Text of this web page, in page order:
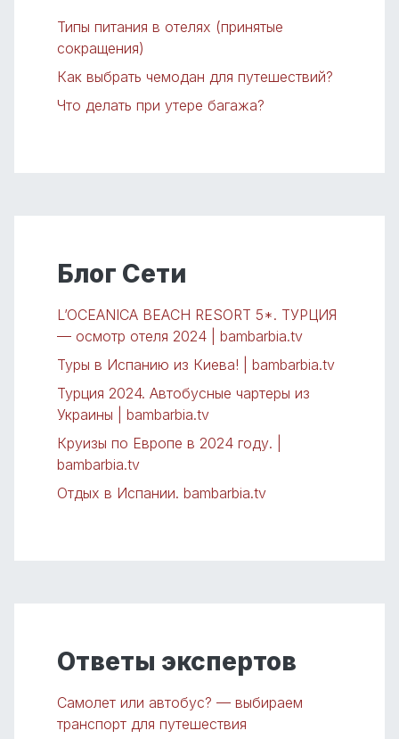
Типы питания в отелях (принятые
сокращения)
Как выбрать чемодан для путешествий?
Что делать при утере багажа?
Блог Сети
L’OCEANICA BEACH RESORT 5*. ТУРЦИЯ
— осмотр отеля 2024 | bambarbia.tv
Туры в Испанию из Киева! | bambarbia.tv
Турция 2024. Автобусные чартеры из
Украины | bambarbia.tv
Круизы по Европе в 2024 году. |
bambarbia.tv
Отдых в Испании. bambarbia.tv
Ответы экспертов
Самолет или автобус? — выбираем
транспорт для путешествия